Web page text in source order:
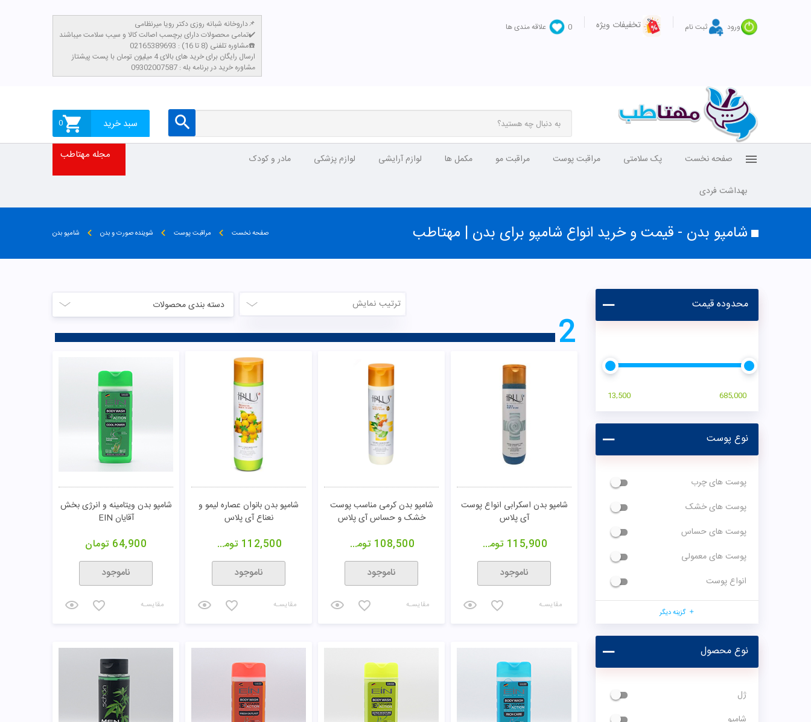
ورود ثبت نام تخفیفات ویژه 0 علاقه مندی ها
داروخانه شبانه روزی دکتر رویا میرنظامی📌
تمامی محصولات دارای برچسب اصالت کالا و سیب سلامت میباشند✔️
مشاوره تلفنی (8 تا 16) : 02165389693☎️
​ارسال رایگان برای خرید های بالای 4 میلیون تومان با پست پیشتاز
مشاوره خرید در برنامه بله : 09302007587
سبد خرید 0
صفحه نخست پک سلامتی مراقبت پوست مراقبت مو مکمل ها لوازم آرایشی لوازم پزشکی مادر و کودک
بهداشت فردی
مجله مهتاطب
شامپو بدن - قیمت و خرید انواع شامپو برای بدن | مهتاطب صفحه نخست مراقبت پوست شوینده صورت و بدن شامپو بدن
محدوده قیمت
13,500 685,000
نوع پوست
پوست های چرب
پوست های خشک
پوست های حساس
پوست های معمولی
انواع پوست
گزینه دیگر
نوع محصول
ژل
دسته بندی محصولات ترتیب نمایش
2
شامپو بدن اسکرابی انواع پوست
آی پلاس
115,900 تومان
ناموجود
مقایسـه
شامپو بدن کرمی مناسب پوست
خشک و حساس آی پلاس
108,500 تومان
ناموجود
مقایسـه
شامپو بدن بانوان عصاره لیمو و
نعناع آی پلاس
112,500 تومان
ناموجود
مقایسـه
شامپو بدن ویتامینه و انرژی بخش
آقایان EIN
64,900 تومان
ناموجود
مقایسـه
تومان